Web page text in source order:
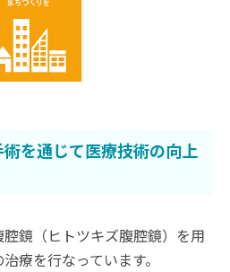
を通じて医療技術の向上
鏡（ヒトツキズ腹腔鏡）を用
療を行なっています。